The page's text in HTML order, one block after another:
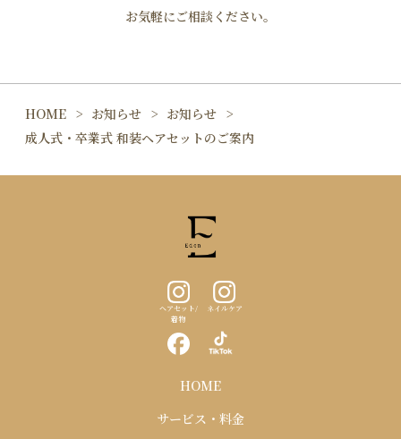
お気軽にご相談ください。
HOME お知らせ
お知らせ
成人式・卒業式 和装ヘアセットのご案内
ヘアセット/
着物
ネイルケア
HOME
サービス・料金